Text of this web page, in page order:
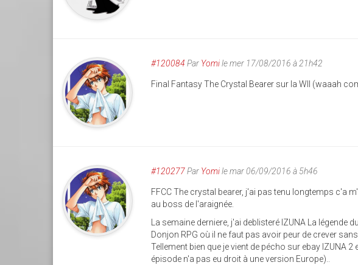
#120084 Par Yomile mer 17/08/2016 à 21h42
Final Fantasy The Crystal Bearer sur la WII (waaah
#120277Par Yomile mar 06/09/2016 à 5h46
FFCC The crystal bearer, j'ai pas tenu longtemps c'a
au boss de l'araignée.
La semaine derniere, j'ai deblisteré IZUNA La légende
Donjon RPG où il ne faut pas avoir peur de crever
Tellement bien que je vient de pécho sur ebay IZUNA
épisode n'a pas eu droit à une version Europe)..